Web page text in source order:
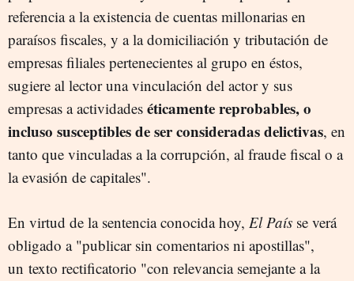
referencia a la existencia de cuentas millonarias en
paraísos fiscales, y a la domiciliación y tributación de
empresas filiales pertenecientes al grupo en éstos,
sugiere al lector una vinculación del actor y sus
empresas a actividades éticamente reprobables, o
incluso susceptibles de ser consideradas delictivas, en
tanto que vinculadas a la corrupción, al fraude fiscal o a
la evasión de capitales".
En virtud de la sentencia conocida hoy, El País se verá
obligado a "publicar sin comentarios ni apostillas",
un texto rectificatorio "con relevancia semejante a la